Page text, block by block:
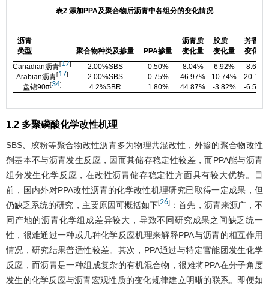
表2 添加PPA及聚合物后沥青中各组分的变化情况
沥青
类型
聚合物种类及掺量 PPA掺量
沥青质
变化量
胶质
变化量
芳香分
变化量
Canadian沥青[17] 2.00%SBS 0.50% 8.04% 6.92%
-8.62%
Arabian沥青[17] 2.00%SBS 0.75% 46.97% 10.74% -20.18%
盘锦90#[34] 4.2%SBR 1.80% 44.87% -3.82% -6.58%
1.2 多聚磷酸化学改性机理
SBS、胶粉等聚合物改性沥青多为物理共混改性，外掺的聚合物改性
剂基本不与沥青发生反应，因而其储存稳定性较差，而PPA能与沥青
组分发生化学反应，在改性沥青储存稳定性方面具有较大优势。目
前，国内外对PPA改性沥青的化学改性机理研究已取得一定成果，但
仍缺乏系统的研究，主要原因可概括如下[26] ：首先，沥青来源广，不
同产地的沥青化学组成差异较大，导致不同研究成果之间缺乏统一
性，很难通过一种或几种化学反应机理来解释PPA与沥青的相互作用
情况，研究结果普适性较差。其次，PPA通过与特定官能团发生化学
反应，而沥青是一种组成复杂的有机混合物，很难将PPA在分子角度
发生的化学反应与沥青宏观性质的变化规律建立明晰的联系。即便如